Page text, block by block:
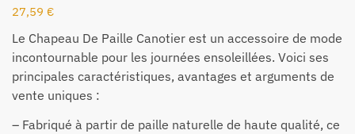
27,59 €
Le Chapeau De Paille Canotier est un accessoire de mode
incontournable pour les journées ensoleillées. Voici ses
principales caractéristiques, avantages et arguments de
vente uniques :
– Fabriqué à partir de paille naturelle de haute qualité, ce